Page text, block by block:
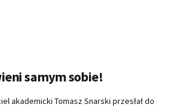
samym sobie!
akademicki Tomasz Snarski przesłał do